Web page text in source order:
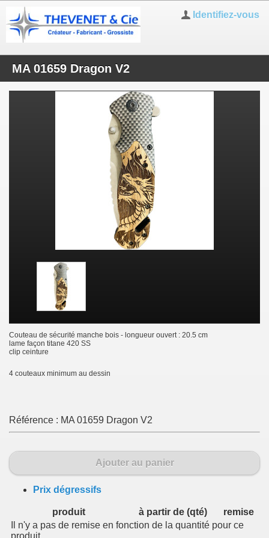
Identifiez-vous
MA 01659 Dragon V2
Couteau de sécurité manche bois - longueur ouvert : 20.5 cm
lame façon titane 420 SS
clip ceinture
4 couteaux minimum au dessin
Référence : MA 01659 Dragon V2
Ajouter au panier
Prix dégressifs
produit à partir de (qté)
remise
Il n'y a pas de remise en fonction de la quantité pour ce
produit.